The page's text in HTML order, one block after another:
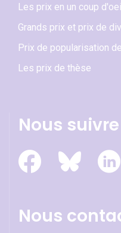
Les prix en un coup
Grands prix et prix de
Prix de popularisation
Les prix de thèse
Nous suivre
Nous